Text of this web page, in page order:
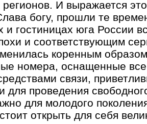
регионов. И выражается
богу, прошли те
и гостиницах юга России
и соответствующим
коренным
номера, оснащенные
связи,
для проведения
для молодого
открыть для себя